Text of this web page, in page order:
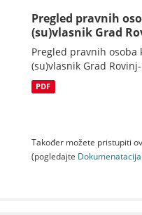
Pregled pravnih
(su)vlasnik Grad
Pregled pravnih osoba
(su)vlasnik Grad
PDF
Također možete pristupiti
(pogledajte Dokumenаtаcijа